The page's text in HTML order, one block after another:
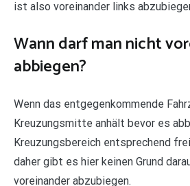
ist also voreinander links
Wann darf man nicht
abbiegen?
Wenn das entgegenkommende
Kreuzungsmitte anhält bevor es
Kreuzungsbereich entsprechend
daher gibt es hier keinen Grund
voreinander abzubiegen.